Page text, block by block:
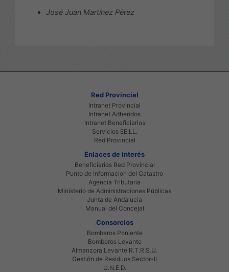
José Juan Martínez Pérez
Red Provincial
Intranet Provincial
Intranet Adheridos
Intranet Beneficiarios
Servicios EE.LL.
Red Provincial
Enlaces de interés
Beneficiarios Red Provincial
Punto de Informacion del Catastro
Agencia Tributaria
Ministerio de Administraciones Públicas
Junta de Andalucia
Manual del Concejal
Consorcios
Bomberos Poniente
Bomberos Levante
Almanzora Levante R.T.R.S.U.
Gestión de Residuos Sector-II
U.N.E.D.